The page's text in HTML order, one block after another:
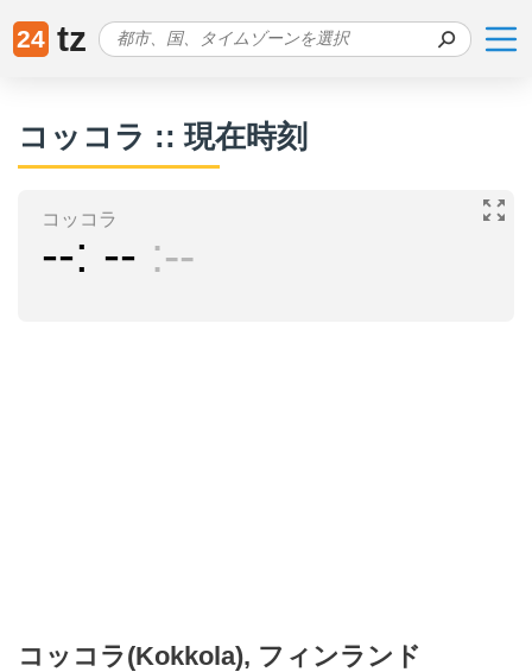
24 tz
コッコラ :: 現在時刻
コッコラ
-- -- --
コッコラ(Kokkola), フィンランド